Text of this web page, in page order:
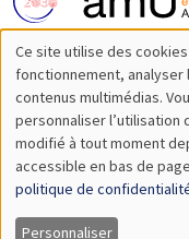
Utilisation
des
données
personnelles
et
Ce site utilise des
fonctionnement,
contenus multimédias.
personnaliser l’utilisation
modifié à tout moment
accessible en bas de
politique de
Personnaliser